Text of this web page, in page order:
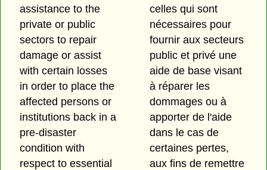
assistance to the
private or public
sectors to repair
damage or assist
with certain losses
in order to place the
affected persons or
institutions back in a
pre-disaster
condition with
respect to essential
celles qui sont
nécessaires pour
fournir aux secteurs
public et privé une
aide de base visant
à réparer les
dommages ou à
apporter de l'aide
dans le cas de
certaines pertes,
aux fins de remettre